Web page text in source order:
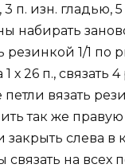
п. изн. гладью,
набирать
резинкой 1/1 по
26 п., связать 4
вязать
так же правую
слева в
на всех